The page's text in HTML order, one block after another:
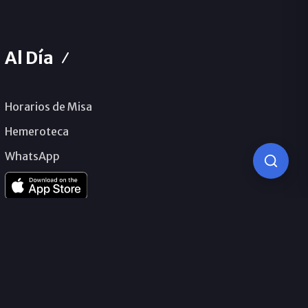
Al Día
Horarios de Misa
Hemeroteca
WhatsApp